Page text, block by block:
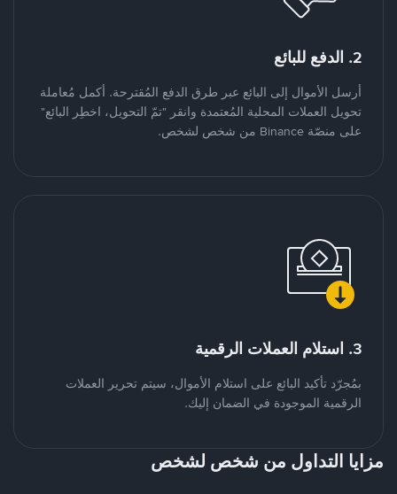
2. الدفع للبائع
أرسل الأموال إلى البائع عبر طرق الدفع المُقترحة. أكمل مُعاملة
تحويل العملات المحلية المُعتمدة وانقر "تمّ التحويل، اخطِر البائع"
على منصّة Binance من شخص لشخص.
3. استلام العملات الرقمية
بمُجرّد تأكيد البائع على استلام الأموال، سيتم تحرير العملات
الرقمية الموجودة في الضمان إليك.
مزايا التداول من شخص لشخص